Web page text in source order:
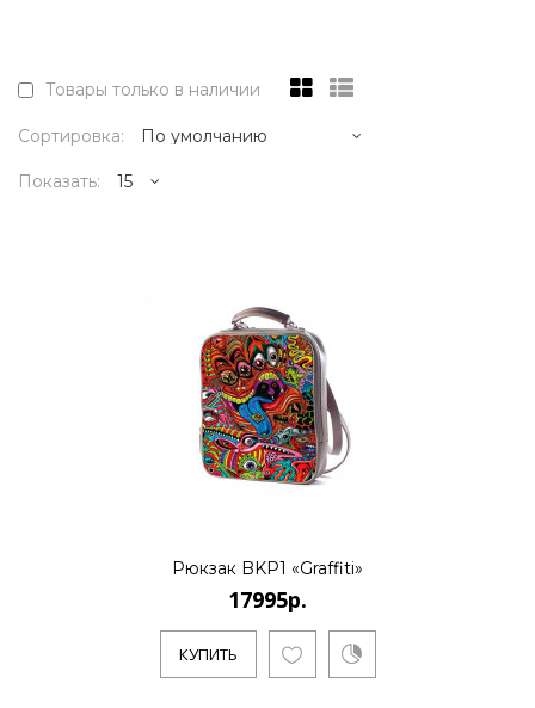
Товары только в наличии
Сортировка:
Показать:
КУПИТЬ
..
Рюкзак BKP1 «Graffiti»
17995р.
КУПИТЬ